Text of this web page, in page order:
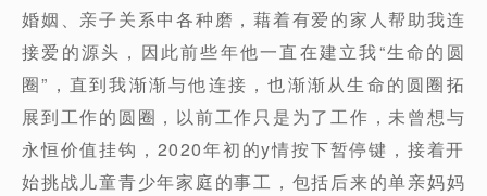
婚姻、亲子关系中各种磨，藉着有爱的家人帮助我连
接爱的源头，因此前些年他一直在建立我“生命的圆
圈”，直到我渐渐与他连接，也渐渐从生命的圆圈拓
展到工作的圆圈，以前工作只是为了工作，未曾想与
永恒价值挂钩，2020年初的y情按下暂停键，接着开
始挑战儿童青少年家庭的事工，包括后来的单亲妈妈